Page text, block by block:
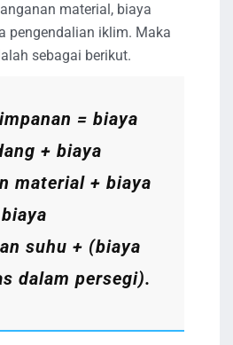
material, biaya
pengendalian iklim. Maka
sebagai berikut.
= biaya
+ biaya
material + biaya
suhu + (biaya
dalam persegi).